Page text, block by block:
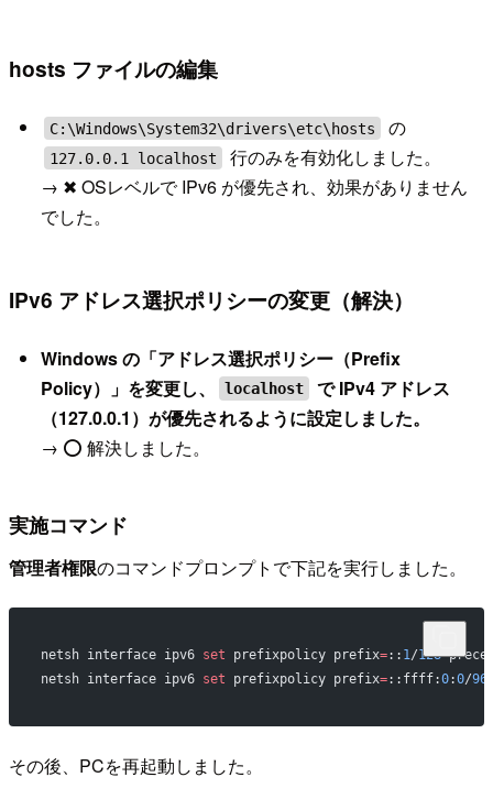
hosts ファイルの編集
C:\Windows\System32\drivers\etc\hosts の
127.0.0.1 localhost
行のみを有効化しました。
→ ✖ OSレベルで IPv6 が優先され、効果がありません
でした。
IPv6 アドレス選択ポリシーの変更（解決）
Windows の「アドレス選択ポリシー（Prefix
Policy）」を変更し、
localhost
で IPv4 アドレス
（127.0.0.1）が優先されるように設定しました。
→ ⭕ 解決しました。
実施コマンド
管理者権限のコマンドプロンプトで下記を実行しました。
netsh interface ipv6 set prefixpolicy prefix=:: 1/128
netsh interface ipv6 set prefixpolicy prefix=::ffff:0:0/96
その後、PCを再起動しました。